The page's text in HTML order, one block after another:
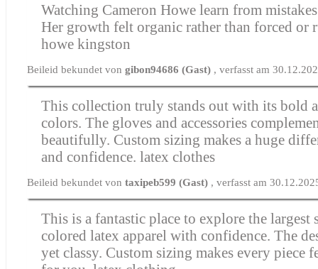
Watching Cameron Howe learn from
Her growth felt organic rather than forced or
howe kingston
Beileid bekundet vongibon94686 (Gast) , verfasst am
This collection truly stands out with its bold
colors. The gloves and accessories
beautifully. Custom sizing makes a huge
and confidence.latex clothes
Beileid bekundet vontaxipeb599 (Gast) , verfasst am
This is a fantastic place to explore the largest
colored latex apparel with confidence. The
yet classy. Custom sizing makes every piece